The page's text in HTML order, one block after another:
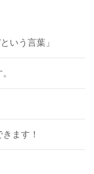
いう言葉」
ます！